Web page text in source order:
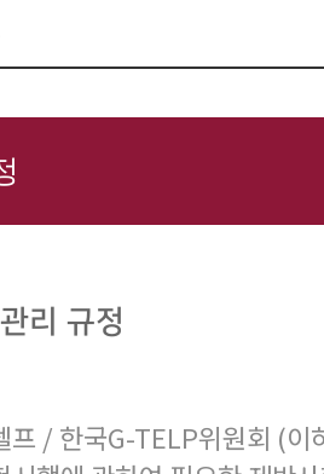
리 규정
프 / 한국G-TELP위원회 (이